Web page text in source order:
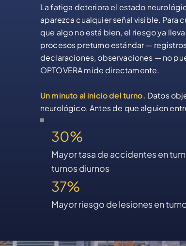
La fatiga deteriora el estado
aparezca cualquier señal visible. Para
que algo no está bien, el riesgo ya
procesos preturno estándar —
declaraciones, observaciones — no
OPTOVERA mide directamente.
Un minuto al inicio del turno. Datos
neurológico. Antes de que alguien
30%
Mayor tasa de accidentes en
turnos diurnos
37%
Mayor riesgo de lesiones en